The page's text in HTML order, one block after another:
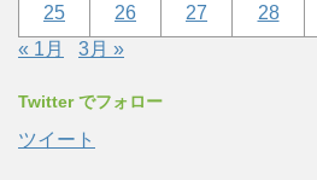
25 26 27
28
« 1月
3月 »
Twitter でフォロー
ツイート